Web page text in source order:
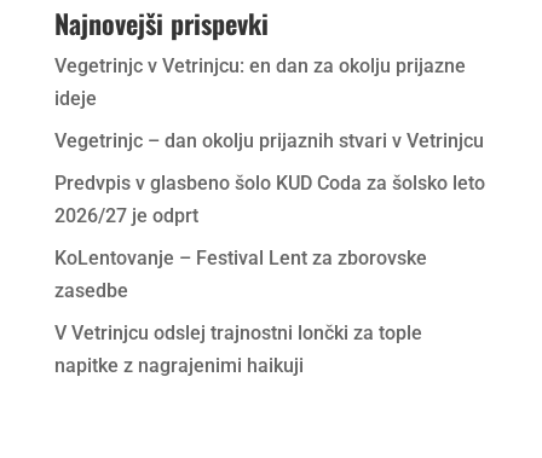
Najnovejši prispevki
Vegetrinjc v Vetrinjcu: en dan za okolju prijazne
ideje
Vegetrinjc – dan okolju prijaznih stvari v Vetrinjcu
Predvpis v glasbeno šolo KUD Coda za šolsko leto
2026/27 je odprt
KoLentovanje – Festival Lent za zborovske
zasedbe
V Vetrinjcu odslej trajnostni lončki za tople
napitke z nagrajenimi haikuji